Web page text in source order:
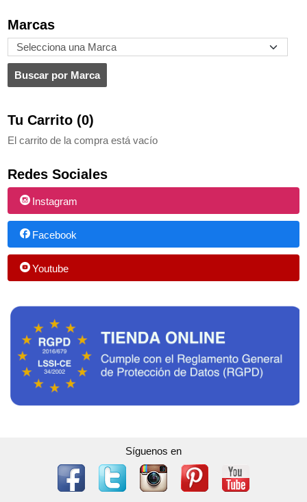
Marcas
Tu Carrito (0)
El carrito de la compra está vacío
Redes Sociales
Instagram
Facebook
Youtube
Síguenos en